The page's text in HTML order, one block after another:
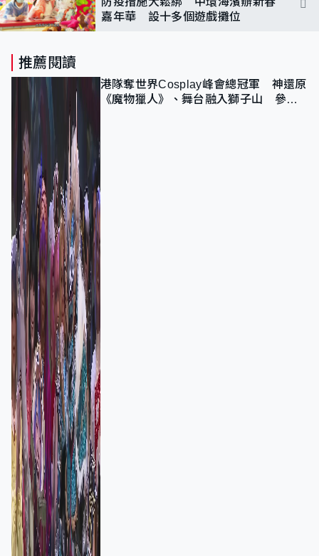
嘉年華 設十多個遊戲攤位
推薦閱讀
港隊奪世界Cosplay峰會總冠軍 神還原
《魔物獵人》、舞台融入獅子山 參賽